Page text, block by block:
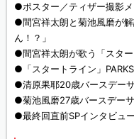
●ポスター／ティザー撮影
●間宮祥太朗と菊池風磨が
ん！？」
●間宮祥太朗が歌う「スタ
●「スタートライン」
●清原果耶20歳バースデー
●菊池風磨27歳バースデー
●最終回直前SPインタビュ